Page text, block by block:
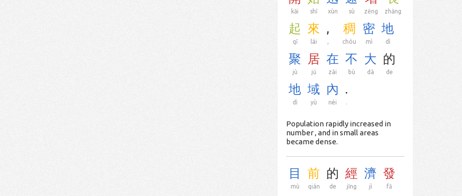
kāi shǐ xùn sù zēng zhǎng
起
qǐ
來
lái
,
,
稠
chóu
密
mì
地
dì
聚
jù
居
jū
在
zài
不
bù
大
dà
的
de
地
dì
域
yù
內
nèi
.
.
Population rapidly increased in
number , and in small areas
became dense.
目
mù
前
qián
的
de
經
jīng
濟
jì
發
fā